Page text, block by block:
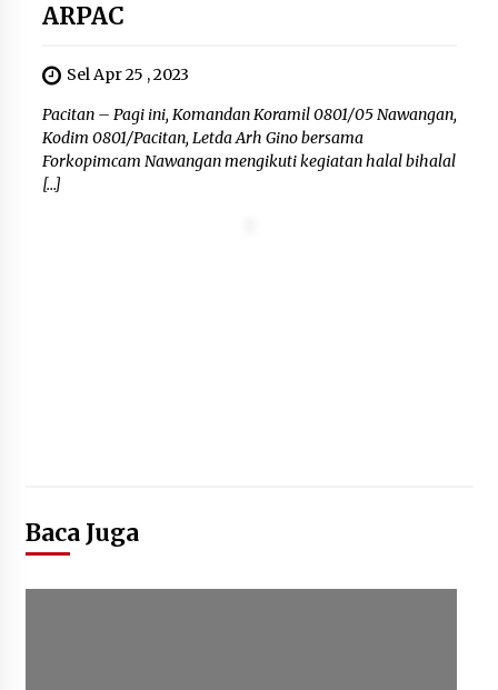
ARPAC
Sel Apr 25 , 2023
Pacitan – Pagi ini, Komandan Koramil 0801/05 Nawangan,
Kodim 0801/Pacitan, Letda Arh Gino bersama
Forkopimcam Nawangan mengikuti kegiatan halal bihalal
[…]
Baca Juga